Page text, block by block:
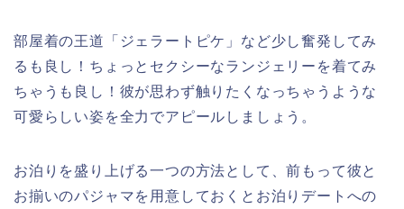
部屋着の王道「ジェラートピケ」など少し奮発してみ
るも良し！ちょっとセクシーなランジェリーを着てみ
ちゃうも良し！彼が思わず触りたくなっちゃうような
可愛らしい姿を全力でアピールしましょう。
お泊りを盛り上げる一つの方法として、前もって彼と
お揃いのパジャマを用意しておくとお泊りデートへの